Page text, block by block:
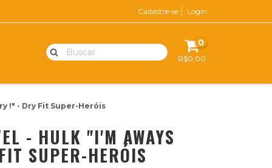
Cadastre-se Login
0
R$0,00
!" - Dry Fit Super-Heróis
- HULK "I'M AWAYS
SUPER-HERÓIS